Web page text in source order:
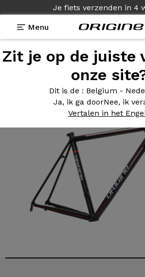
Je fiets verzenden in 4
Menu
Zit je op de juiste
onze
Dit is de : Belgium -
Ja, ik ga doorNee, ik
Vertalen in het
Photos> Kit Cadre Tuxedo Evo2
Kit Cadre Tuxedo